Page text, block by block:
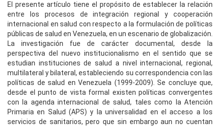
El presente artículo tiene el propósito de establecer la relación
entre los procesos de integración regional y cooperación
internacional en salud con respecto a la formulación de políticas
públicas de salud en Venezuela, en un escenario de globalización.
La investigación fue de carácter documental, desde la
perspectiva del nuevo institucionalismo en el sentido que se
estudian instituciones de salud a nivel internacional, regional,
multilateral y bilateral, estableciendo su correspondencia con las
políticas de salud en Venezuela (1999-2009). Se concluye que,
desde el punto de vista formal existen políticas convergentes
con la agenda internacional de salud, tales como la Atención
Primaria en Salud (APS) y la universalidad en el acceso a los
servicios de sanitarios, pero que sin embargo aun no cuentan